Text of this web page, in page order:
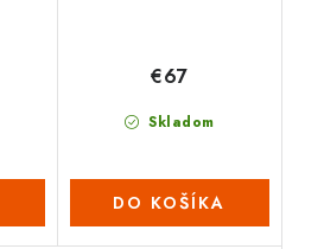
Skladom
€67
DO KOŠÍKA